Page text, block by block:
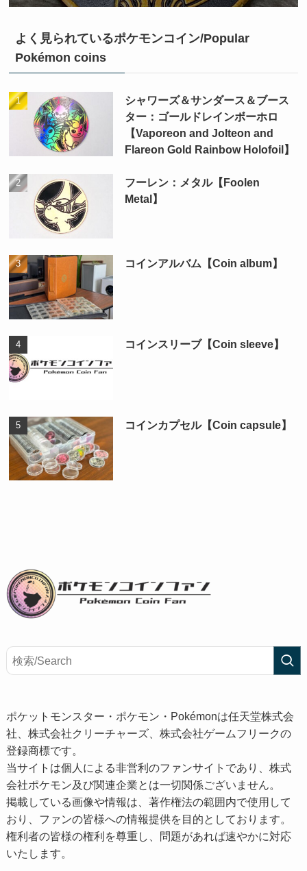
よく見られているポケモンコイン/Popular
Pokémon coins
シャワーズ＆サンダース＆ブース
ター：ゴールドレインボーホロ
【Vaporeon and Jolteon and
Flareon Gold Rainbow Holofoil】
フーレン：メタル【Foolen
Metal】
コインアルバム【Coin album】
コインスリーブ【Coin sleeve】
コインカプセル【Coin capsule】
ポケットモンスター・ポケモン・Pokémonは任天堂株式会
社、株式会社クリーチャーズ、株式会社ゲームフリークの
登録商標です。
当サイトは個人による非営利のファンサイトであり、株式
会社ポケモン及び関連企業とは一切関係ございません。
掲載している画像や情報は、著作権法の範囲内で使用して
おり、ファンの皆様への情報提供を目的としております。
権利者の皆様の権利を尊重し、問題があれば速やかに対応
いたします。